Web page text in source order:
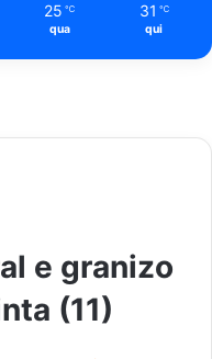
e granizo
(11)
25 ℃
qua
31 ℃
qui